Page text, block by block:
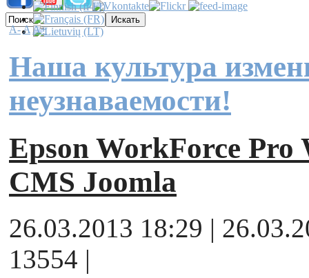
A-AA+
Наша культура
неузнаваемости!
Epson WorkForce Pro
CMS Joomla
26.03.2013 18:29 |
13554 |